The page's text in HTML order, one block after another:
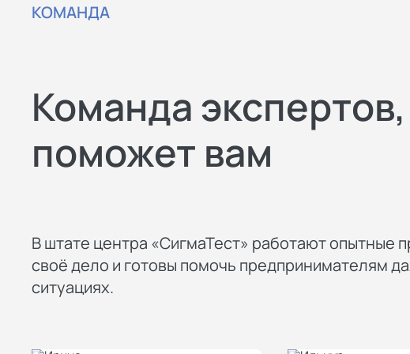
КОМАНДА
Команда
поможет вам
В штате центра «СигмаТест» работают опытные
своё дело и готовы помочь предпринимателям
ситуациях.